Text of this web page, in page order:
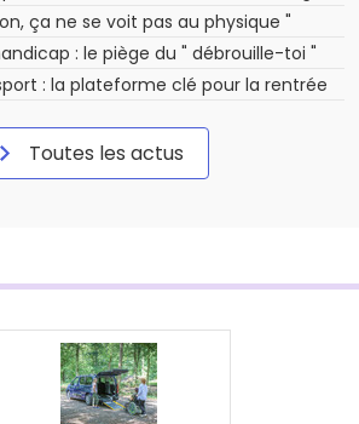
ça ne se voit pas au physique "
: le piège du " débrouille-toi "
: la plateforme clé pour la rentrée
Toutes les actus